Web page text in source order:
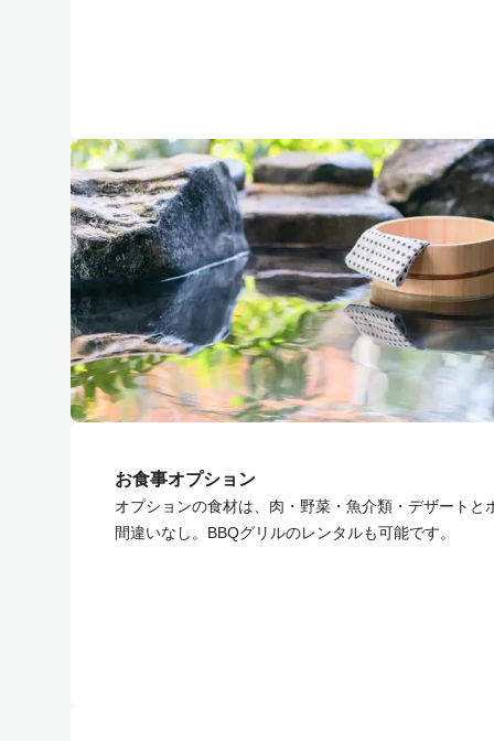
お食事オプション
オプションの食材は、肉・野菜・魚介類・デザート
間違いなし。BBQグリルのレンタルも可能です。